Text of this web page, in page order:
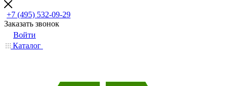
+7 (495) 532-09-29
Заказать звонок
Войти
Каталог